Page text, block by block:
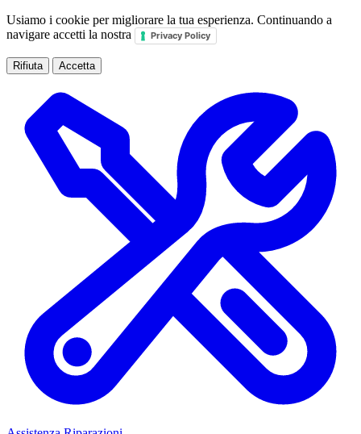
Usiamo i cookie per migliorare la tua esperienza. Continuando a
navigare accetti la nostra
Privacy Policy
Rifiuta Accetta